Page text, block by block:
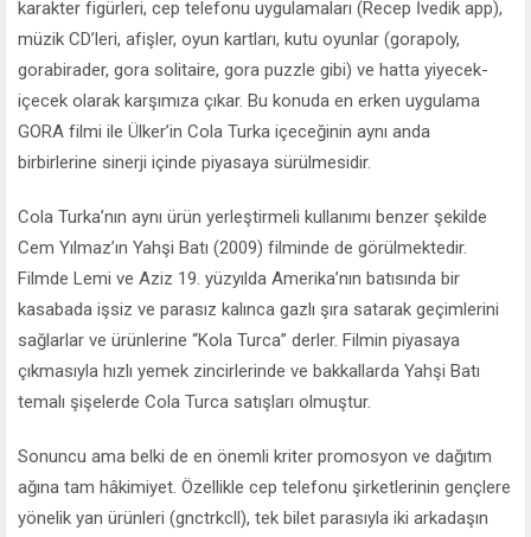
karakter figürleri, cep telefonu uygulamaları (Recep İvedik app),
müzik CD’leri, afişler, oyun kartları, kutu oyunlar (gorapoly,
gorabirader, gora solitaire, gora puzzle gibi) ve hatta yiyecek-
içecek olarak karşımıza çıkar. Bu konuda en erken uygulama
GORA filmi ile Ülker’in Cola Turka içeceğinin aynı anda
birbirlerine sinerji içinde piyasaya sürülmesidir.
Cola Turka’nın aynı ürün yerleştirmeli kullanımı benzer şekilde
Cem Yılmaz’ın Yahşi Batı (2009) filminde de görülmektedir.
Filmde Lemi ve Aziz 19. yüzyılda Amerika’nın batısında bir
kasabada işsiz ve parasız kalınca gazlı şıra satarak geçimlerini
sağlarlar ve ürünlerine “Kola Turca” derler. Filmin piyasaya
çıkmasıyla hızlı yemek zincirlerinde ve bakkallarda Yahşi Batı
temalı şişelerde Cola Turca satışları olmuştur.
Sonuncu ama belki de en önemli kriter promosyon ve dağıtım
ağına tam hâkimiyet. Özellikle cep telefonu şirketlerinin gençlere
yönelik yan ürünleri (gnctrkcll), tek bilet parasıyla iki arkadaşın